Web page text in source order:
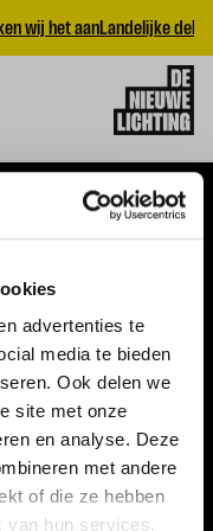
advertenties te
media te bieden
Ook delen we
site met onze
en analyse. Deze
met andere
of die ze hebben
van hun services.
wij het aanLandelijke